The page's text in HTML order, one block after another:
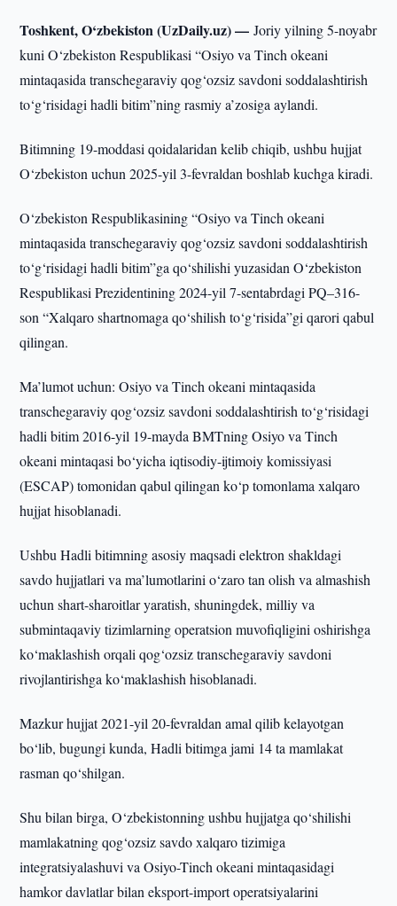
Toshkent, O‘zbekiston (UzDaily.uz) —Joriy yilning 5-noyabr
kuni O‘zbekiston Respublikasi “Osiyo va Tinch okeani
mintaqasida transchegaraviy qog‘ozsiz savdoni soddalashtirish
to‘g‘risidagi hadli bitim”ning rasmiy a’zosiga aylandi.
Bitimning 19-moddasi qoidalaridan kelib chiqib, ushbu hujjat
O‘zbekiston uchun 2025-yil 3-fevraldan boshlab kuchga kiradi.
O‘zbekiston Respublikasining “Osiyo va Tinch okeani
mintaqasida transchegaraviy qog‘ozsiz savdoni soddalashtirish
to‘g‘risidagi hadli bitim”ga qo‘shilishi yuzasidan O‘zbekiston
Respublikasi Prezidentining 2024-yil 7-sentabrdagi PQ–316-
son “Xalqaro shartnomaga qo‘shilish to‘g‘risida”gi qarori qabul
qilingan.
Ma’lumot uchun: Osiyo va Tinch okeani mintaqasida
transchegaraviy qog‘ozsiz savdoni soddalashtirish to‘g‘risidagi
hadli bitim 2016-yil 19-mayda BMTning Osiyo va Tinch
okeani mintaqasi bo‘yicha iqtisodiy-ijtimoiy komissiyasi
(ESCAP) tomonidan qabul qilingan ko‘p tomonlama xalqaro
hujjat hisoblanadi.
Ushbu Hadli bitimning asosiy maqsadi elektron shakldagi
savdo hujjatlari va ma’lumotlarini o‘zaro tan olish va almashish
uchun shart-sharoitlar yaratish, shuningdek, milliy va
submintaqaviy tizimlarning operatsion muvofiqligini oshirishga
ko‘maklashish orqali qog‘ozsiz transchegaraviy savdoni
rivojlantirishga ko‘maklashish hisoblanadi.
Mazkur hujjat 2021-yil 20-fevraldan amal qilib kelayotgan
bo‘lib, bugungi kunda, Hadli bitimga jami 14 ta mamlakat
rasman qo‘shilgan.
Shu bilan birga, O‘zbekistonning ushbu hujjatga qo‘shilishi
mamlakatning qog‘ozsiz savdo xalqaro tizimiga
integratsiyalashuvi va Osiyo-Tinch okeani mintaqasidagi
hamkor davlatlar bilan eksport-import operatsiyalarini